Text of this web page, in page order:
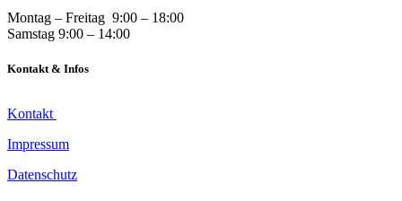
Montag – Freitag 9:00 – 18:00
Samstag 9:00 – 14:00
Kontakt & Infos
Kontakt
Impressum
Datenschutz